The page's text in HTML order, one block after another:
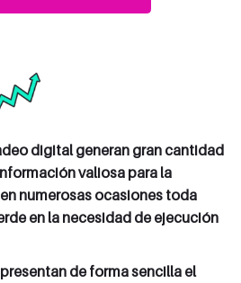
digital generan gran cantidad
valiosa para la
numerosas ocasiones toda
en la necesidad de ejecución
de forma sencilla el